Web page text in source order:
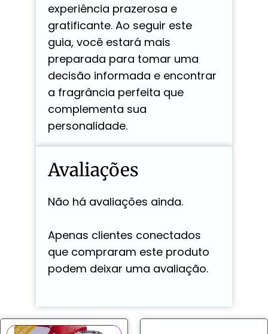
experiência prazerosa e
gratificante. Ao seguir este
guia, você estará mais
preparada para tomar uma
decisão informada e encontrar
a fragrância perfeita que
complementa sua
personalidade.
Avaliações
Não há avaliações ainda.
Apenas clientes conectados
que compraram este produto
podem deixar uma avaliação.